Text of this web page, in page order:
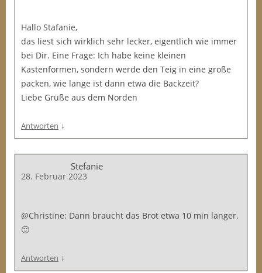
Hallo Stafanie,
das liest sich wirklich sehr lecker, eigentlich wie immer
bei Dir. Eine Frage: Ich habe keine kleinen
Kastenformen, sondern werde den Teig in eine große
packen, wie lange ist dann etwa die Backzeit?
Liebe Grüße aus dem Norden
Antworten ↓
Stefanie
28. Februar 2023
@Christine: Dann braucht das Brot etwa 10 min länger.
🙂
Antworten ↓